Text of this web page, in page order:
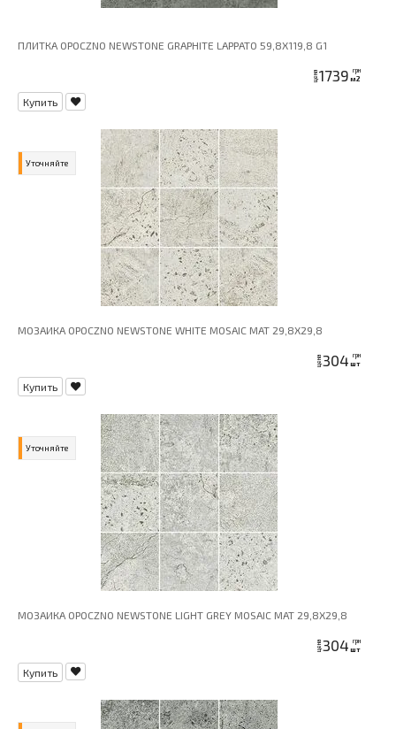
ПЛИТКА OPOCZNO NEWSTONE GRAPHITE LAPPATO 59,8X119,8 G1
цена1739 грн
м2
Купить
Уточняйте
МОЗАИКА OPOCZNO NEWSTONE WHITE MOSAIC MAT 29,8X29,8
цена304 грн
шт
Купить
Уточняйте
МОЗАИКА OPOCZNO NEWSTONE LIGHT GREY MOSAIC MAT 29,8X29,8
цена304 грн
шт
Купить